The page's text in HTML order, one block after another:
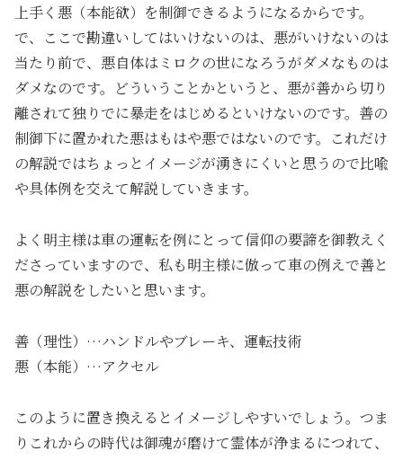
上手く悪（本能欲）を制御できるようになるからです。
で、ここで勘違いしてはいけないのは、悪がいけないのは
当たり前で、悪自体はミロクの世になろうがダメなものは
ダメなのです。どういうことかというと、悪が善から切り
離されて独りでに暴走をはじめるといけないのです。善の
制御下に置かれた悪はもはや悪ではないのです。これだけ
の解説ではちょっとイメージが湧きにくいと思うので比喩
や具体例を交えて解説していきます。
よく明主様は車の運転を例にとって信仰の要諦を御教えく
ださっていますので、私も明主様に倣って車の例えで善と
悪の解説をしたいと思います。
善（理性）…ハンドルやブレーキ、運転技術
悪（本能）…アクセル
このように置き換えるとイメージしやすいでしょう。つま
りこれからの時代は御魂が磨けて霊体が浄まるにつれて、